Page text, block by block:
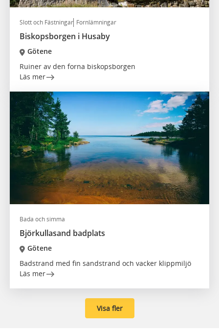
Slott och Fästningar Fornlämningar
Biskopsborgen i Husaby
Götene
Ruiner av den forna biskopsborgen
Läs mer
Bada och simma
Björkullasand badplats
Götene
Badstrand med fin sandstrand och vacker klippmiljö
Läs mer
Visa fler